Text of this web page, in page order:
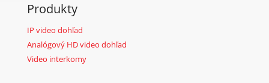
Produkty
IP video dohľad
Analógový HD video dohľad
Video interkomy